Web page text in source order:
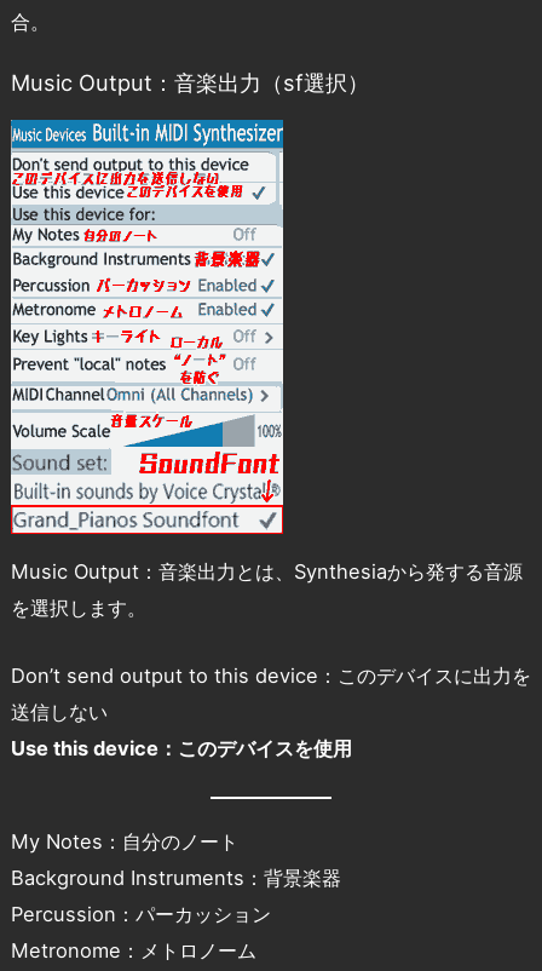
合。
Music Output：音楽出力（sf選択）
Music Output：音楽出力とは、Synthesiaから発する音源
を選択します。
Don’t send output to this device：このデバイスに出力を
送信しない
Use this device：このデバイスを使用
My Notes：自分のノート
Background Instruments：背景楽器
Percussion：パーカッション
Metronome：メトロノーム